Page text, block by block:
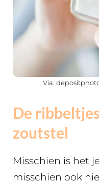
Via:
De
zoutstel
Misschien is het
misschien ook